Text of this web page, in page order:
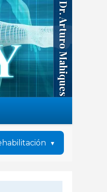
Dr. Arturo Mahiques